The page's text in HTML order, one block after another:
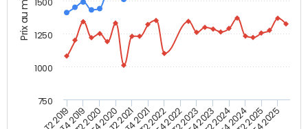
Prix au m2
T2 2019T4 2019T2 2020T4 2020T2 2021T4 2021T2 2022T4 2022T2 2023T4 2023T2 2024T4 2024T2 2025T4 2025
1000
750
1250
1500